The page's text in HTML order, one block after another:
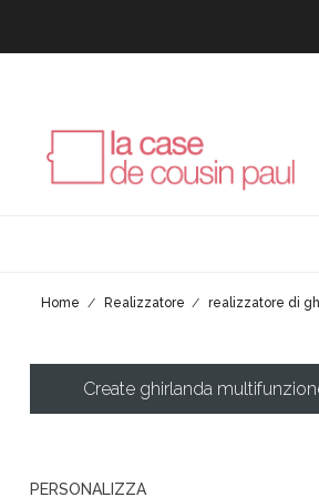
Home Realizzatore realizzatore di
Create ghirlanda
PERSONALIZZA